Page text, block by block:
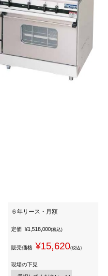
６年リース・月額
定価 ¥1,518,000(税込)
販売価格 ¥15,620(税込)
現場の下見